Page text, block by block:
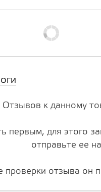
Отзывов к данному
первым, для этого
отправьте ее
проверки отзыва он